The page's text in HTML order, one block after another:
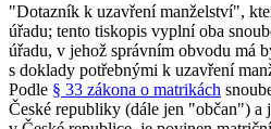
"Dotazník k uzavření manželství",
úřadu; tento tiskopis vyplní oba
úřadu, v jehož správním obvodu má
s doklady potřebnými k uzavření
Podle § 33 zákona o matrikách
České republiky (dále jen "občan") a